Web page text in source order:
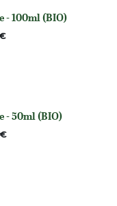
- 100ml (BIO)
- 50ml (BIO)
€